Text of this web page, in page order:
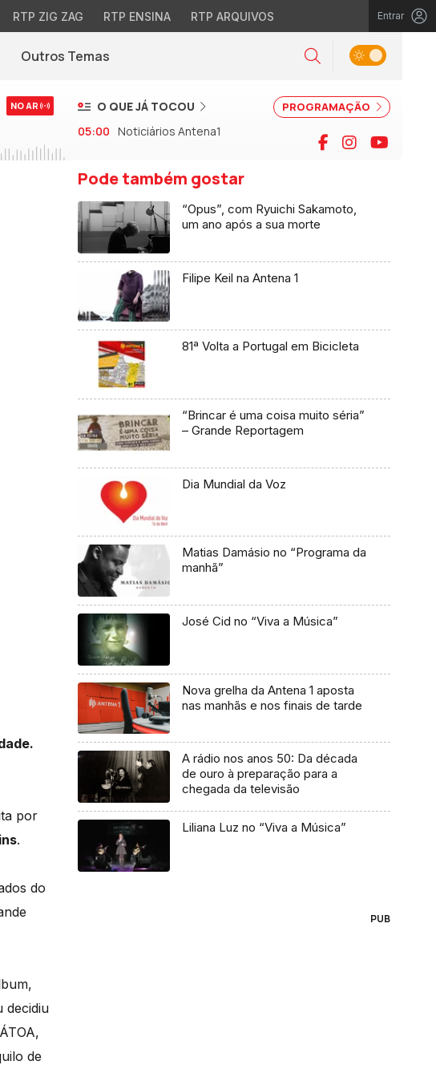
RTP ZIG ZAG RTP ENSINA RTP ARQUIVOS Entrar
nova janela)
Outros Temas Pesquisar
Alternar tema
NO AR PROGRAMAÇÃO
O QUE JÁ TOCOU
05:00 Noticiários Antena1 Facebook
Instagram
por
.
do
decidiu
de
Pode também gostar
“Opus”, com Ryuichi Sakamoto,
um ano após a sua morte
Filipe Keil na Antena 1
81ª Volta a Portugal em Bicicleta
“Brincar é uma coisa muito séria”
– Grande Reportagem
Dia Mundial da Voz
Matias Damásio no “Programa da
manhã”
José Cid no “Viva a Música”
Nova grelha da Antena 1 aposta
nas manhãs e nos finais de tarde
A rádio nos anos 50: Da década
de ouro à preparação para a
chegada da televisão
Liliana Luz no “Viva a Música”
PUB